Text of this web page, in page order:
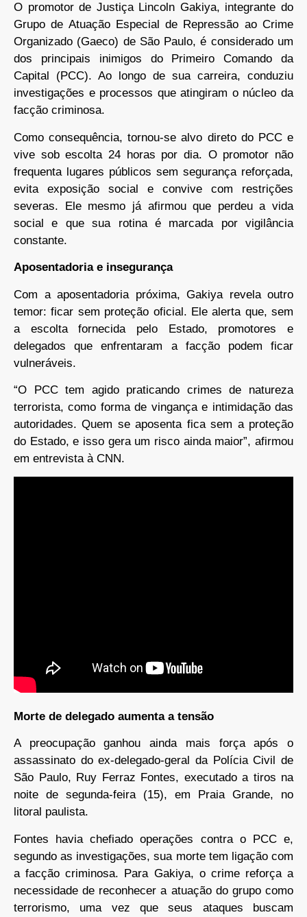
O promotor de Justiça Lincoln Gakiya, integrante do
Grupo de Atuação Especial de Repressão ao Crime
Organizado (Gaeco) de São Paulo, é considerado um
dos principais inimigos do Primeiro Comando da
Capital (PCC). Ao longo de sua carreira, conduziu
investigações e processos que atingiram o núcleo da
facção criminosa.
Como consequência, tornou-se alvo direto do PCC e
vive sob escolta 24 horas por dia. O promotor não
frequenta lugares públicos sem segurança reforçada,
evita exposição social e convive com restrições
severas. Ele mesmo já afirmou que perdeu a vida
social e que sua rotina é marcada por vigilância
constante.
Aposentadoria e insegurança
Com a aposentadoria próxima, Gakiya revela outro
temor: ficar sem proteção oficial. Ele alerta que, sem
a escolta fornecida pelo Estado, promotores e
delegados que enfrentaram a facção podem ficar
vulneráveis.
“O PCC tem agido praticando crimes de natureza
terrorista, como forma de vingança e intimidação das
autoridades. Quem se aposenta fica sem a proteção
do Estado, e isso gera um risco ainda maior”, afirmou
em entrevista à CNN.
Morte de delegado aumenta a tensão
A preocupação ganhou ainda mais força após o
assassinato do ex-delegado-geral da Polícia Civil de
São Paulo, Ruy Ferraz Fontes, executado a tiros na
noite de segunda-feira (15), em Praia Grande, no
litoral paulista.
Fontes havia chefiado operações contra o PCC e,
segundo as investigações, sua morte tem ligação com
a facção criminosa. Para Gakiya, o crime reforça a
necessidade de reconhecer a atuação do grupo como
terrorismo, uma vez que seus ataques buscam